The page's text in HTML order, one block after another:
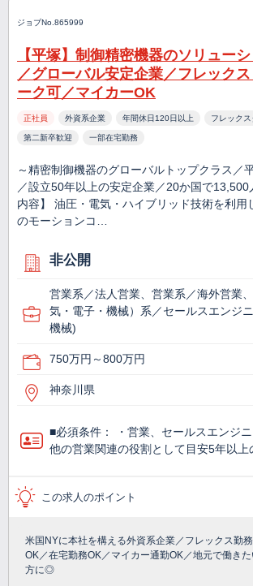
ジョブNo.865999
【平塚】制御精密機器のソリュー
／グローバル安定企業／フレック
ーク可／マイカーOK
正社員 外資系企業 年間休日120日以上 フレックス
第二新卒歓迎 一部在宅勤務
～精密制御機器のグローバルトップクラス／
／設立50年以上の安定企業／20か国で
内容】 油圧・電気・ハイブリッド技術を利用
のモーションコ…
非公開
営業系／法人営業、営業系／海外営業
気・電子・機械）系／セールスエンジ
機械)
750万円～800万円
神奈川県
■必須条件： ・営業、セールスエンジ
他の営業関連の役割として目安5年以
この求人のポイント
米国NYに本社を構える外資系企業／フレックス勤務
OK／在宅勤務OK／マイカー通勤OK／地元で働き
方に◎